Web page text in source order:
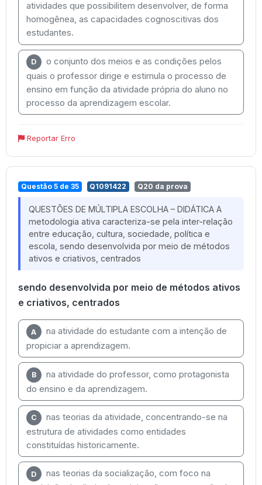
atividades que possibilitem desenvolver, de forma
homogênea, as capacidades cognoscitivas dos
estudantes.
D
o conjunto dos meios e as condições pelos
quais o professor dirige e estimula o processo de
ensino em função da atividade própria do aluno no
processo da aprendizagem escolar.
Reportar Erro
Questão 5 de 35 Q1091422 Q20 da prova
QUESTÕES DE MÚLTIPLA ESCOLHA – DIDÁTICA A
metodologia ativa caracteriza-se pela inter-relação
entre educação, cultura, sociedade, política e
escola, sendo desenvolvida por meio de métodos
ativos e criativos, centrados
sendo desenvolvida por meio de métodos ativos
e criativos, centrados
A
na atividade do estudante com a intenção de
propiciar a aprendizagem.
B
na atividade do professor, como protagonista
do ensino e da aprendizagem.
C
nas teorias da atividade, concentrando-se na
estrutura de atividades como entidades
constituídas historicamente.
D
nas teorias da socialização, com foco na